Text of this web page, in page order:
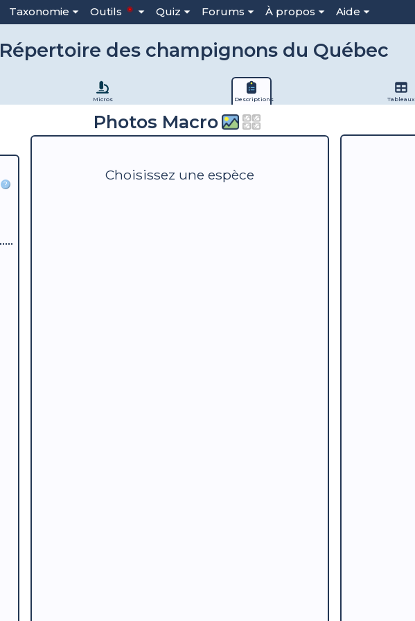
Taxonomie Outils Quiz Forums À propos Aide
Répertoire des champignons du Québec
Micros Descriptions Tableaux
?
Photos Macro
Choisissez une espèce